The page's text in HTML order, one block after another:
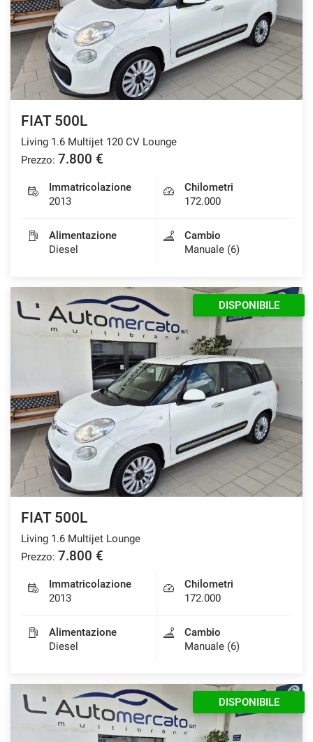
FIAT 500L
Living 1.6 Multijet 120 CV Lounge
Prezzo: 7.800 €
Immatricolazione
2013
Chilometri
172.000
Alimentazione
Diesel
Cambio
Manuale (6)
DISPONIBILE
FIAT 500L
Living 1.6 Multijet Lounge
Prezzo: 7.800 €
Immatricolazione
2013
Chilometri
172.000
Alimentazione
Diesel
Cambio
Manuale (6)
DISPONIBILE